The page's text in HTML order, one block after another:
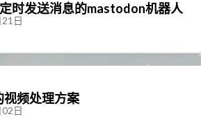
时发送消息的mastodon机器人
日
频处理方案
日